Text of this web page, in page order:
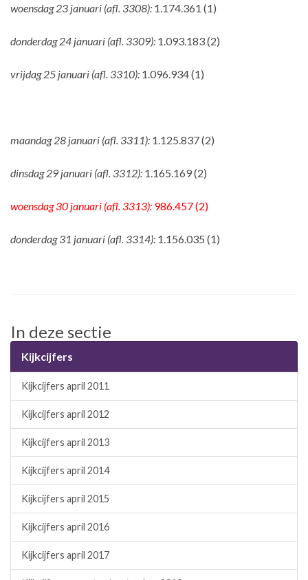
woensdag 23 januari (afl. 3308): 1.174.361 (1)
donderdag 24 januari (afl. 3309): 1.093.183 (2)
vrijdag 25 januari (afl. 3310): 1.096.934 (1)
maandag 28 januari (afl. 3311): 1.125.837 (2)
dinsdag 29 januari (afl. 3312): 1.165.169 (2)
woensdag 30 januari (afl. 3313): 986.457 (2)
donderdag 31 januari (afl. 3314): 1.156.035 (1)
In deze sectie
Kijkcijfers
Kijkcijfers april 2011
Kijkcijfers april 2012
Kijkcijfers april 2013
Kijkcijfers april 2014
Kijkcijfers april 2015
Kijkcijfers april 2016
Kijkcijfers april 2017